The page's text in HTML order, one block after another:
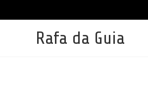
Rafa da Guia